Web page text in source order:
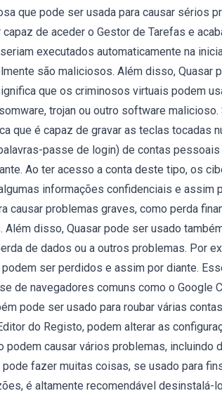
que pode ser usada para causar sérios
de aceder o Gestor de Tarefas e
executados automaticamente na
são maliciosos. Além disso, Quasar
que os criminosos virtuais podem
trojan ou outro software
que é capaz de gravar as teclas tocadas
passe de login) de contas
Ao ter acesso a conta deste tipo, os
informações confidenciais e assim
causar problemas graves, como perda
disso, Quasar pode ser usado
de dados ou a outros problemas. Por
ser perdidos e assim por diante.
de navegadores comuns como o Google
pode ser usado para roubar várias
do Registo, podem alterar as
podem causar vários problemas, incluindo
pode fazer muitas coisas, se usado para
é altamente recomendável desinstalá-